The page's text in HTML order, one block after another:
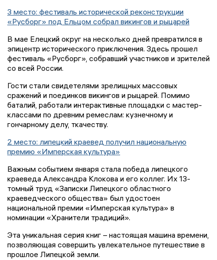
3 место: фестиваль исторической реконструкции
«Русборг» под Ельцом собрал викингов и рыцарей
В мае Елецкий округ на несколько дней превратился в
эпицентр исторического приключения. Здесь прошел
фестиваль «Русборг», собравший участников и зрителей
со всей России.
Гости стали свидетелями зрелищных массовых
сражений и поединков викингов и рыцарей. Помимо
баталий, работали интерактивные площадки с мастер-
классами по древним ремеслам: кузнечному и
гончарному делу, ткачеству.
2 место: липецкий краевед получил национальную
премию «Имперская культура»
Важным событием января стала победа липецкого
краеведа Александра Клокова и его коллег. Их 13-
томный труд «Записки Липецкого областного
краеведческого общества» был удостоен
национальной премии «Имперская культура» в
номинации «Хранители традиций».
Эта уникальная серия книг – настоящая машина времени,
позволяющая совершить увлекательное путешествие в
прошлое Липецкой земли.